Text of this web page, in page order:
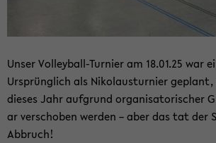
Unser Volleyball-​Turnier am 18.01.25 war
Ur­sprüng­lich als Ni­ko­laus­tur­nier ge­plant,
die­ses Jahr auf­grund or­ga­ni­sa­to­ri­scher
ar ver­scho­ben wer­den – aber das tat der
Ab­bruch!